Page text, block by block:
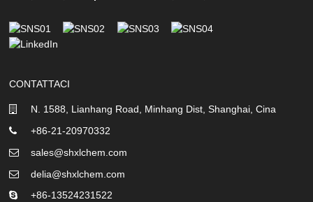
CONTATTACI
N. 1588, Lianhang Road, Minhang Dist, Shanghai, Cina
+86-21-20970332
sales@shxlchem.com
delia@shxlchem.com
+86-13524231522